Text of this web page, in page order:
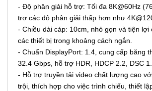
- Độ phân giải hỗ trợ: Tối đa 8K@60Hz
trợ các độ phân giải thấp hơn như
- Chiều dài cáp: 10cm, nhỏ gọn và tiện lợi
các thiết bị trong khoảng cách ngắn.
- Chuẩn DisplayPort: 1.4, cung cấp băng
32.4 Gbps, hỗ trợ HDR, HDCP 2.2, DSC
- Hỗ trợ truyền tải video chất lượng cao
trội, thích hợp cho việc trình chiếu, thiết